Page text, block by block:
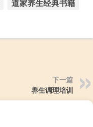
道家养生经典书籍
下一篇
养生调理培训